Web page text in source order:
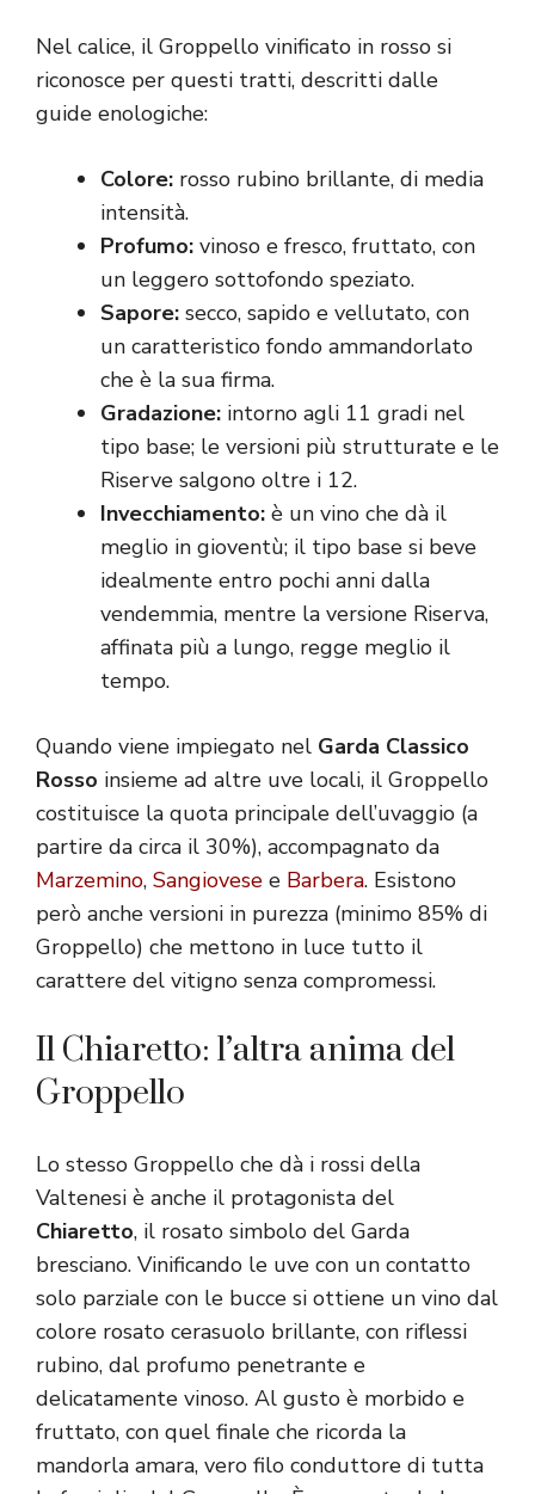
Nel calice, il Groppello vinificato in rosso si
riconosce per questi tratti, descritti dalle
guide enologiche:
Colore: rosso rubino brillante, di media
intensità.
Profumo: vinoso e fresco, fruttato, con
un leggero sottofondo speziato.
Sapore: secco, sapido e vellutato, con
un caratteristico fondo ammandorlato
che è la sua firma.
Gradazione: intorno agli 11 gradi nel
tipo base; le versioni più strutturate e le
Riserve salgono oltre i 12.
Invecchiamento: è un vino che dà il
meglio in gioventù; il tipo base si beve
idealmente entro pochi anni dalla
vendemmia, mentre la versione Riserva,
affinata più a lungo, regge meglio il
tempo.
Quando viene impiegato nel Garda Classico
Rosso insieme ad altre uve locali, il Groppello
costituisce la quota principale dell’uvaggio (a
partire da circa il 30%), accompagnato da
Marzemino, Sangiovese e Barbera. Esistono
però anche versioni in purezza (minimo 85% di
Groppello) che mettono in luce tutto il
carattere del vitigno senza compromessi.
Il Chiaretto: l’altra anima del
Groppello
Lo stesso Groppello che dà i rossi della
Valtenesi è anche il protagonista del
Chiaretto, il rosato simbolo del Garda
bresciano. Vinificando le uve con un contatto
solo parziale con le bucce si ottiene un vino dal
colore rosato cerasuolo brillante, con riflessi
rubino, dal profumo penetrante e
delicatamente vinoso. Al gusto è morbido e
fruttato, con quel finale che ricorda la
mandorla amara, vero filo conduttore di tutta